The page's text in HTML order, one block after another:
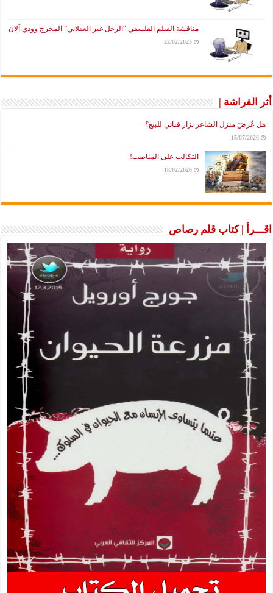
مناقشة الفيلم الفلسفي “الرجل غير العقلاني” المخرج وودي آلان
22/02/2025
أثر الفراشة |
هل عُرضَ منزل الشاعر نزار قباني للبيع؟
15/07/2026
التكالب على المناصب!
18/02/2026
اقـــرأ | كتاب قلم رصاص